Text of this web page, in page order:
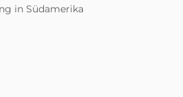
in Südamerika